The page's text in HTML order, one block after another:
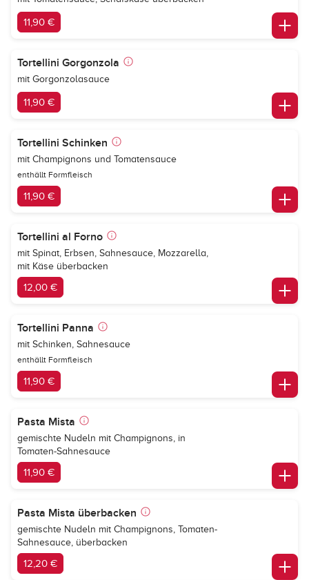
11,90 €
Tortellini Gorgonzola
mit Gorgonzolasauce
11,90 €
Tortellini Schinken
mit Champignons und Tomatensauce
enthällt Formfleisch
11,90 €
Tortellini al Forno
mit Spinat, Erbsen, Sahnesauce, Mozzarella,
mit Käse überbacken
12,00 €
Tortellini Panna
mit Schinken, Sahnesauce
enthällt Formfleisch
11,90 €
Pasta Mista
gemischte Nudeln mit Champignons, in
Tomaten-Sahnesauce
11,90 €
Pasta Mista überbacken
gemischte Nudeln mit Champignons, Tomaten-
Sahnesauce, überbacken
12,20 €